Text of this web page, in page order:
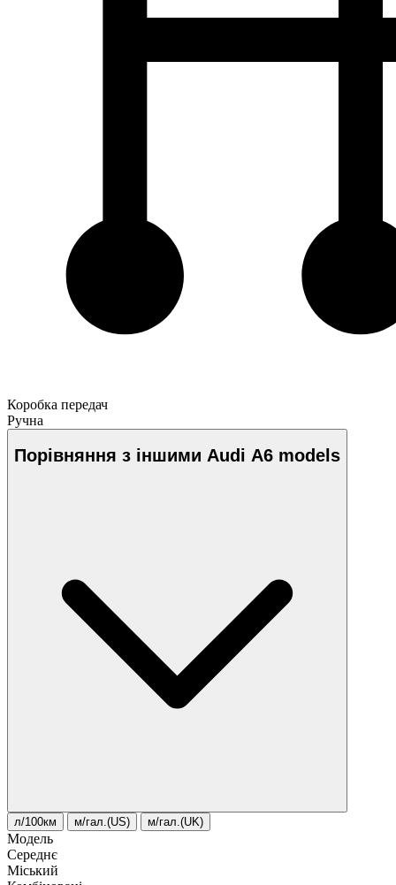
Коробка передач
Ручна
Порівняння з іншими Audi A6 models
л/100км м/гал.(US) м/гал.(UK)
Модель
Середнє
Міський